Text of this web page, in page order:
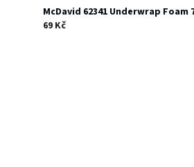
McDavid 62341 Underwrap Foam
69 Kč